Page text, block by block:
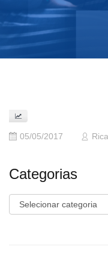
05/05/2017
Categorias
Categorias